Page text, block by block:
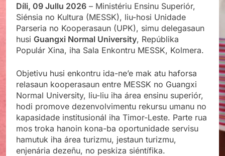
Díli, 09 Jullu 2026 – Ministériu Ensinu Superiór,
Siénsia no Kultura (MESSK), liu-hosi Unidade
Parseria no Kooperasaun (UPK), simu delegasaun
husi Guangxi Normal University, Repúblika
Populár Xina, iha Sala Enkontru MESSK, Kolmera.
Objetivu husi enkontru ida-ne’e mak atu haforsa
relasaun kooperasaun entre MESSK no Guangxi
Normal University, liu-liu iha área ensinu superiór,
hodi promove dezenvolvimentu rekursu umanu no
kapasidade institusionál iha Timor-Leste. Parte rua
mos troka hanoin kona-ba oportunidade servisu
hamutuk iha área turizmu, jestaun turizmu,
enjenária dezeñu, no peskiza siéntífika.